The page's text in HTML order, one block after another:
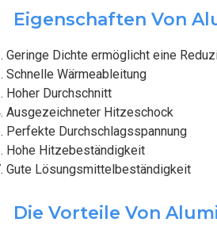
Eigenschaften Von
Geringe Dichte ermöglicht eine
Schnelle Wärmeableitung
Hoher Durchschnitt
Ausgezeichneter Hitzeschock
Perfekte Durchschlagsspannung
Hohe Hitzebeständigkeit
Gute Lösungsmittelbeständigkeit
Die Vorteile Von